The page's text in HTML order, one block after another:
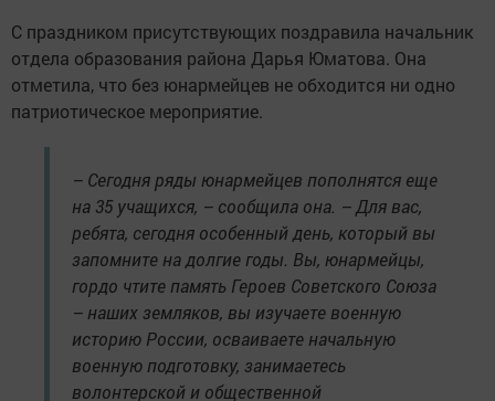
С праздником присутствующих поздравила начальник
отдела образования района Дарья Юматова. Она
отметила, что без юнармейцев не обходится ни одно
патриотическое мероприятие.
– Сегодня ряды юнармейцев пополнятся еще
на 35 учащихся, – сообщила она. – Для вас,
ребята, сегодня особенный день, который вы
запомните на долгие годы. Вы, юнармейцы,
гордо чтите память Героев Советского Союза
– наших земляков, вы изучаете военную
историю России, осваиваете начальную
военную подготовку, занимаетесь
волонтерской и общественной